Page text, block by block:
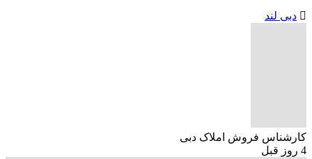
دبی لند
کارشناس فروش املاک دبی
4 روز قبل